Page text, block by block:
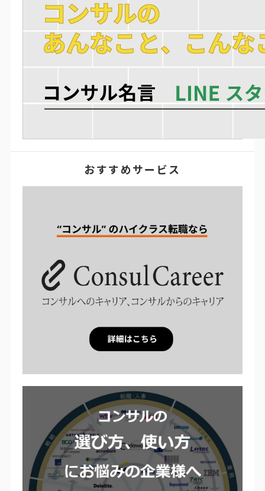
おすすめサービス